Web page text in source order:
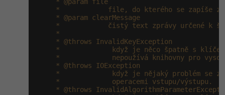
*            file, do kterého se zapíše
     * @param clearMessage
*            čistý text zprávy určené k
     *
     * @throws InvalidKeyException
*             když je něco špatně s
*             nepoužívá knihovny pro
     * @throws IOException
*             když je nějaký problém se
     *             operacemi vstupu/výstupu.
* @throws